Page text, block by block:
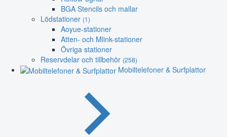
BGA Stencils och mallar
Lödstationer (1)
Aoyue-stationer
Atten- och Mlink-stationer
Övriga stationer
Reservdelar och tillbehör (258)
Mobiltelefoner & Surfplattor